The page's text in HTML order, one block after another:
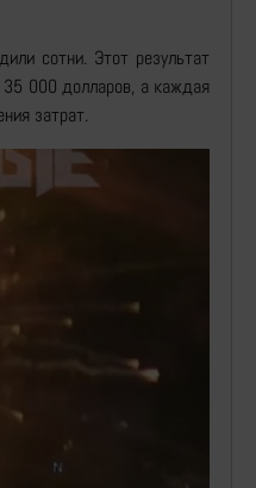
сотни. Этот результат
35 000 долларов, а каждая
затрат.